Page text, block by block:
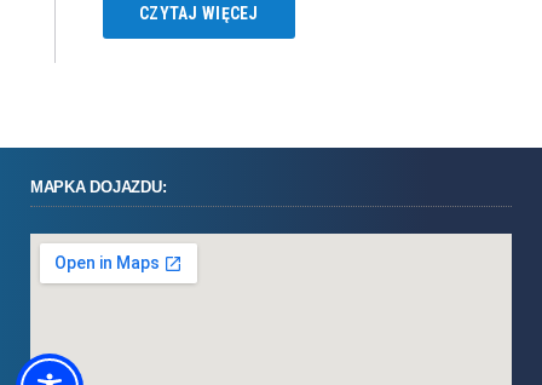
CZYTAJ WIĘCEJ
MAPKA DOJAZDU: